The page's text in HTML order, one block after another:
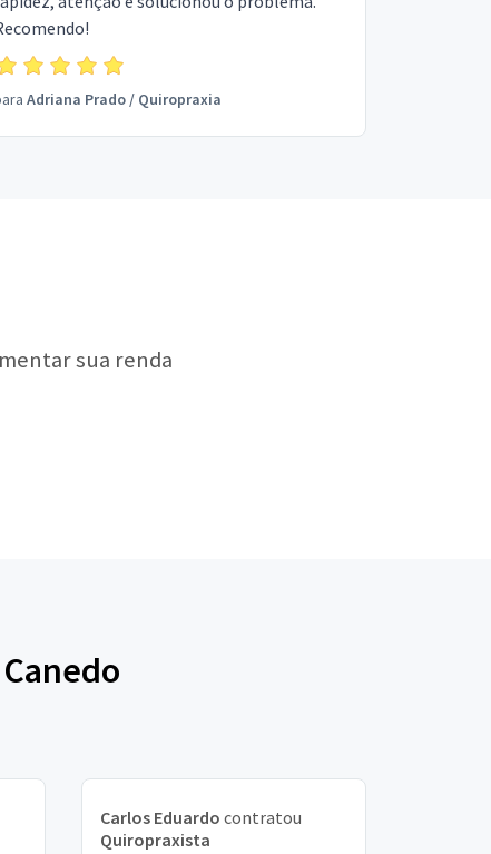
Adriana Prado/ Quiropraxia
sua renda
Carlos Eduardo contratou
Quiropraxista